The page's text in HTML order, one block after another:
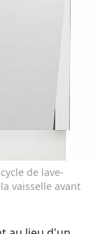
de lave-
vaisselle avant